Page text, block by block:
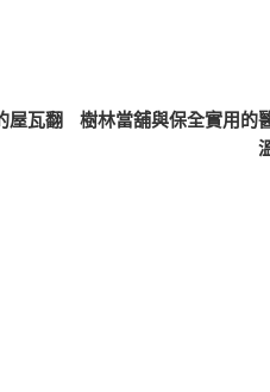
屋瓦翻
樹林當舖與保全實用的